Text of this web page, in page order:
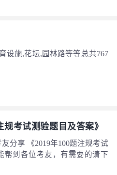
项排列并制表，方便记忆！
设施,花坛,园林路等等总共767
考试测验题目及答案》
分享 《2019年100题注规考试
帮到各位考友，有需要的请下